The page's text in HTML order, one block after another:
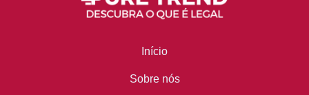
Início
Sobre nós